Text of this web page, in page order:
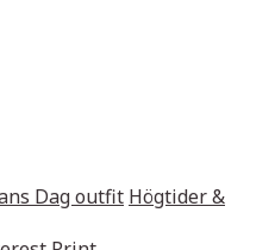
Dag outfit Högtider &